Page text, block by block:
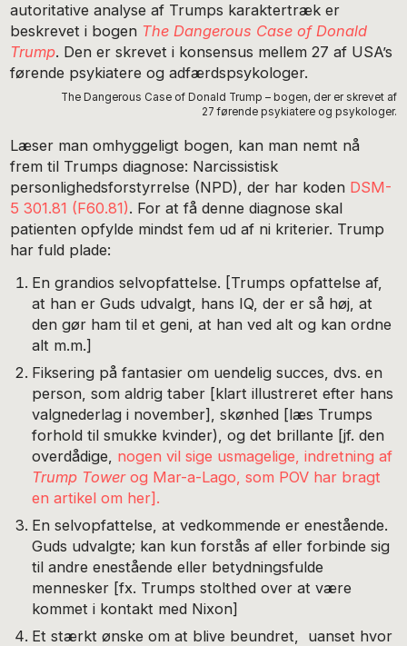
autoritative analyse af Trumps karaktertræk er
beskrevet i bogen The Dangerous Case of Donald
Trump. Den er skrevet i konsensus mellem 27 af USA’s
førende psykiatere og adfærdspsykologer.
The Dangerous Case of Donald Trump – bogen, der er skrevet af
27 førende psykiatere og psykologer.
Læser man omhyggeligt bogen, kan man nemt nå
frem til Trumps diagnose: Narcissistisk
personlighedsforstyrrelse (NPD), der har koden DSM-
5 301.81 (F60.81). For at få denne diagnose skal
patienten opfylde mindst fem ud af ni kriterier. Trump
har fuld plade:
En grandios selvopfattelse. [Trumps opfattelse af,
at han er Guds udvalgt, hans IQ, der er så høj, at
den gør ham til et geni, at han ved alt og kan ordne
alt m.m.]
Fiksering på fantasier om uendelig succes, dvs. en
person, som aldrig taber [klart illustreret efter hans
valgnederlag i november], skønhed [læs Trumps
forhold til smukke kvinder), og det brillante [jf. den
overdådige, nogen vil sige usmagelige, indretning af
Trump Towerog Mar-a-Lago, som POV har bragt
en artikel om her].
En selvopfattelse, at vedkommende er enestående.
Guds udvalgte; kan kun forstås af eller forbinde sig
til andre enestående eller betydningsfulde
mennesker [fx. Trumps stolthed over at være
kommet i kontakt med Nixon]
Et stærkt ønske om at blive beundret, uanset hvor